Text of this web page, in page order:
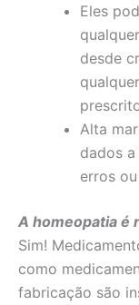
Eles
desde
Alta
dados
erros
A homeopatia é
Sim!
como
fabricação são